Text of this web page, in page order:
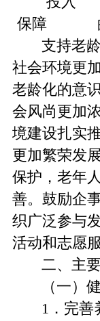
保障
支持老
社会环境更
老龄化的意
会风尚更加
境建设扎实
更加繁荣发
保护，老年
善。鼓励企
织广泛参与
活动和志愿服
二、主
（一）
1．完善